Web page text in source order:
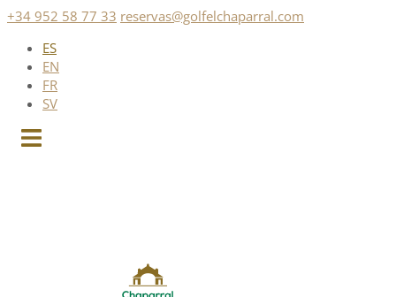
Saltar
contenido
+34 952 58 77 33 reservas@golfelchaparral.com
ES
EN
FR
SV